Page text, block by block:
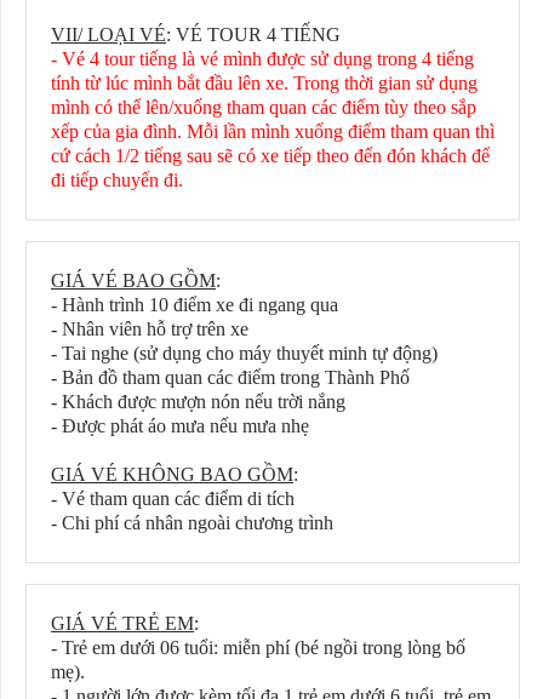
VII/ LOẠI VÉ: VÉ TOUR 4 TIẾNG
- Vé 4 tour tiếng là vé mình được sử dụng trong 4 tiếng
tính từ lúc mình bắt đầu lên xe. Trong thời gian sử dụng
mình có thể lên/xuống tham quan các điểm tùy theo sắp
xếp của gia đình. Mỗi lần mình xuống điểm tham quan thì
cứ cách 1/2 tiếng sau sẽ có xe tiếp theo đến đón khách để
đi tiếp chuyến đi.
GIÁ VÉ BAO GỒM:
- Hành trình 10 điểm xe đi ngang qua
- Nhân viên hỗ trợ trên xe
- Tai nghe (sử dụng cho máy thuyết minh tự động)
- Bản đồ tham quan các điểm trong Thành Phố
- Khách được mượn nón nếu trời nắng
- Được phát áo mưa nếu mưa nhẹ
GIÁ VÉ KHÔNG BAO GỒM:
- Vé tham quan các điểm di tích
- Chi phí cá nhân ngoài chương trình
GIÁ VÉ TRẺ EM:
- Trẻ em dưới 06 tuổi: miễn phí (bé ngồi trong lòng bố
mẹ).